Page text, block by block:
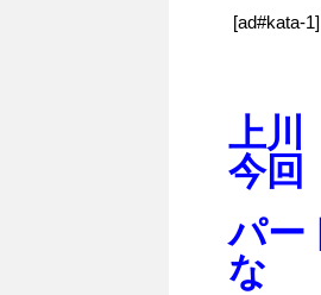
[ad#kata-1]
上川
今回
パー
な